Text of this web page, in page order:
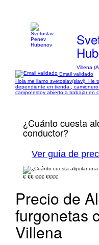
Villena
Email validado
Hola me llamo svetoslav(slavi). He
dependiente en tienda ,
campo!estoy abierto a trabajar en
¿Cuánto cuesta
conductor?
Ver guía de
€ €€ €€€ €€€€
Precio de
furgonetas
Villena